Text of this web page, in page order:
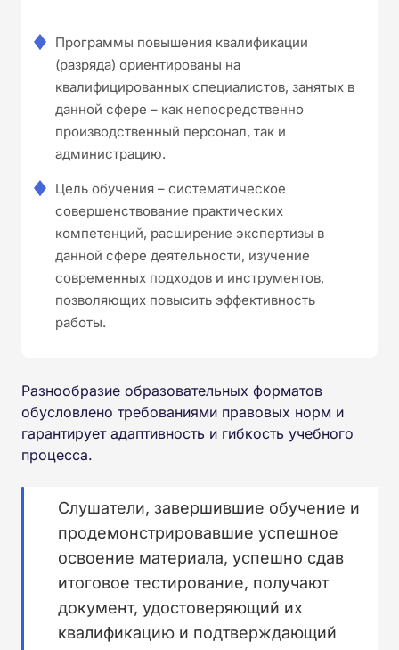
Программы повышения квалификации
(разряда) ориентированы на
квалифицированных специалистов, занятых в
данной сфере – как непосредственно
производственный персонал, так и
администрацию.
Цель обучения – систематическое
совершенствование практических
компетенций, расширение экспертизы в
данной сфере деятельности, изучение
современных подходов и инструментов,
позволяющих повысить эффективность
работы.
Разнообразие образовательных форматов
обусловлено требованиями правовых норм и
гарантирует адаптивность и гибкость учебного
процесса.
Слушатели, завершившие обучение и
продемонстрировавшие успешное
освоение материала, успешно сдав
итоговое тестирование, получают
документ, удостоверяющий их
квалификацию и подтверждающий